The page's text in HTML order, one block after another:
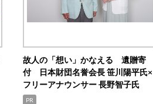
故人の「想い」かなえる 遺贈寄
付 日本財団名誉会長 笹川陽平氏×
フリーアナウンサー 長野智子氏
PR